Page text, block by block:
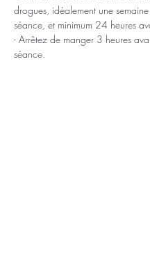
drogues, idéalement une
séance, et minimum 24 heures
- Arrêtez de manger 3 heures
séance.